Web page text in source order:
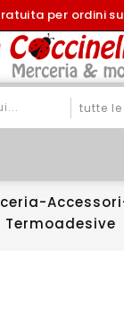
per ordini